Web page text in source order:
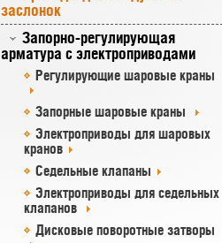
заслонок
Запорно-регулирующая
арматура с электроприводами
Регулирующие шаровые краны
Запорные шаровые краны
Электроприводы для шаровых
кранов
Седельные клапаны
Электроприводы для седельных
клапанов
Дисковые поворотные затворы